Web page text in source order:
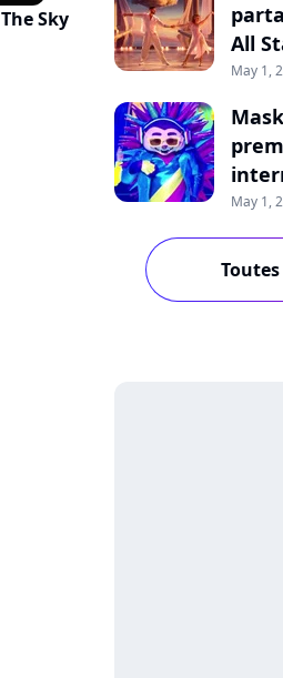
Sky
All
May 1,
May 1,